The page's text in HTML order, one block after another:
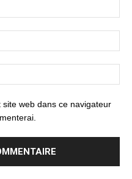
web dans ce navigateur